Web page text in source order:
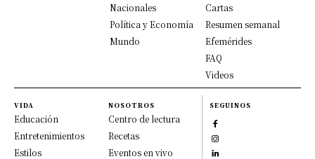
Nacionales
Política y Economía
Mundo
Cartas
Resumen semanal
Efemérides
FAQ
Videos
VIDA
Educación
Entretenimientos
Estilos
NOSOTROS
Centro de lectura
Recetas
Eventos en vivo
SEGUINOS